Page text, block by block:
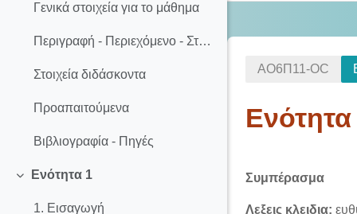
Γενικά στοιχεία για το μάθημα
Περιγραφή - Περιεχόμενο - Στόχοι Μαθήματος
Στοιχεία διδάσκοντα
Προαπαιτούμενα
Βιβλιογραφία - Πηγές
Σύμπτυξη
Ενότητα 1
1. Εισαγωγή
ΑΟ6Π11-OC
Ενότητα
Section
Συμπέρασμα
Λεξεις κλειδια: